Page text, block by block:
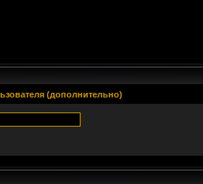
(дополнительно)